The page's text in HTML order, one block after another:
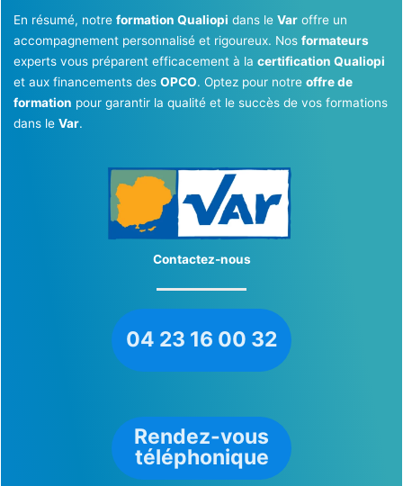
En résumé, notre formation Qualiopi dans le Varoffre un
accompagnement personnalisé et rigoureux. Nos formateurs
experts vous préparent efficacement à la certification Qualiopi
et aux financements des OPCO. Optez pour notre offre de
formation pour garantir la qualité et le succès de vos formations
dans le Var.
Contactez-nous
04 23 16 00 32
Rendez-vous
téléphonique